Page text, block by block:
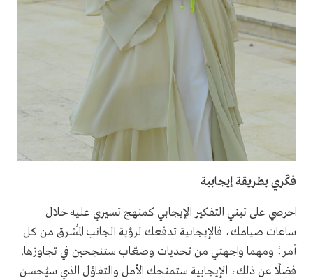
فكّري بطريقة إيجابية
احرصي على تبني التفكير الإيجابي كمنهج تسيري عليه خلال
ساعات صيامك، فالإيجابية تدفعك لرؤية الجانب المُشرق من كل
أمر؛ ومهما واجهتي من تحديات وصعّاب ستنجحين في تجاوزها.
فضلًا عن ذلك، الإيجابية ستمنحك الأمل والتفاؤل الذي سيُحسن